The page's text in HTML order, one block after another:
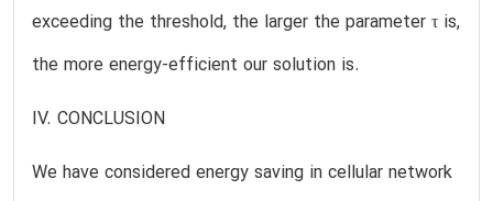
exceeding the threshold, the larger the parameter τ is,
the more energy-efficient our solution is.
IV. CONCLUSION
We have considered energy saving in cellular network